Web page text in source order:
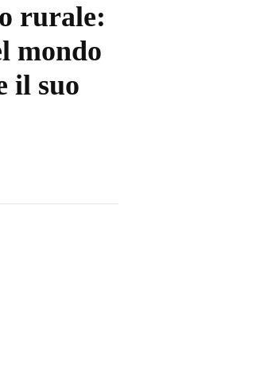
rurale:
mondo
il suo